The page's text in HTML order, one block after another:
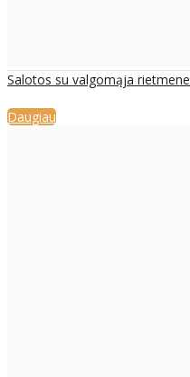
Salotos su valgomąja rietmene
Daugiau